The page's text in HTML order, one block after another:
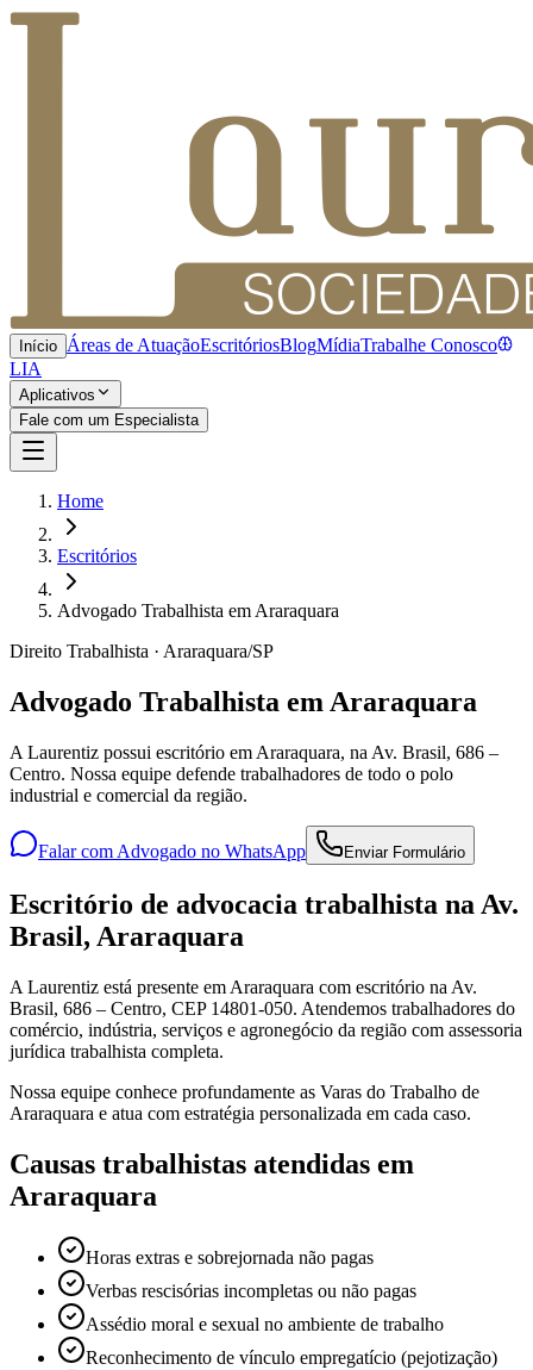
Início Áreas de AtuaçãoEscritóriosBlogMídiaTrabalhe Conosco
LIA
Aplicativos
Fale com um Especialista
Home
Escritórios
Advogado Trabalhista em Araraquara
Direito Trabalhista · Araraquara/SP
Advogado Trabalhista em Araraquara
A Laurentiz possui escritório em Araraquara, na Av. Brasil, 686 –
Centro. Nossa equipe defende trabalhadores de todo o polo
industrial e comercial da região.
Falar com Advogado no WhatsApp Enviar Formulário
Escritório de advocacia trabalhista na Av.
Brasil, Araraquara
A Laurentiz está presente em Araraquara com escritório na Av.
Brasil, 686 – Centro, CEP 14801-050. Atendemos trabalhadores do
comércio, indústria, serviços e agronegócio da região com assessoria
jurídica trabalhista completa.
Nossa equipe conhece profundamente as Varas do Trabalho de
Araraquara e atua com estratégia personalizada em cada caso.
Causas trabalhistas atendidas em
Araraquara
Horas extras e sobrejornada não pagas
Verbas rescisórias incompletas ou não pagas
Assédio moral e sexual no ambiente de trabalho
Reconhecimento de vínculo empregatício (pejotização)